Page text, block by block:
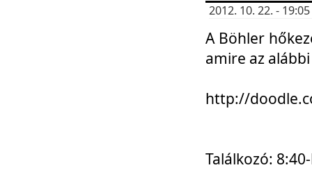
2012. 10. 22. -
A Böhler
amire az
http://
Találkozó: